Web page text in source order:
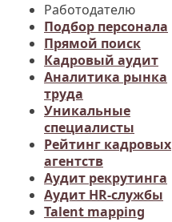
Работодателю
Подбор персонала
Прямой поиск
Кадровый аудит
Аналитика рынка
труда
Уникальные
специалисты
Рейтинг кадровых
агентств
Аудит рекрутинга
Аудит HR-службы
Talent mapping